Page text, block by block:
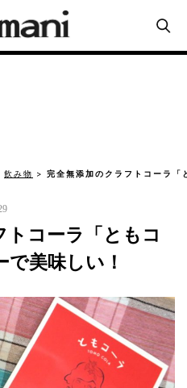
飲み物 完全無添加のクラフトコーラ
トコーラ「ともコ
美味しい！